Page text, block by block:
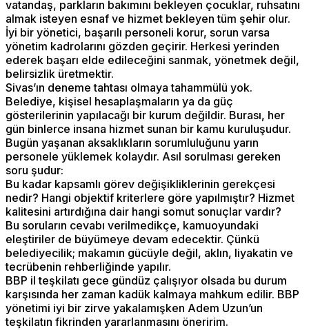
vatandaş, parkların bakımını bekleyen çocuklar, ruhsatını
almak isteyen esnaf ve hizmet bekleyen tüm şehir olur.
İyi bir yönetici, başarılı personeli korur, sorun varsa
yönetim kadrolarını gözden geçirir. Herkesi yerinden
ederek başarı elde edileceğini sanmak, yönetmek değil,
belirsizlik üretmektir.
Sivas’ın deneme tahtası olmaya tahammülü yok.
Belediye, kişisel hesaplaşmaların ya da güç
gösterilerinin yapılacağı bir kurum değildir. Burası, her
gün binlerce insana hizmet sunan bir kamu kuruluşudur.
Bugün yaşanan aksaklıkların sorumluluğunu yarın
personele yüklemek kolaydır. Asıl sorulması gereken
soru şudur:
Bu kadar kapsamlı görev değişikliklerinin gerekçesi
nedir? Hangi objektif kriterlere göre yapılmıştır? Hizmet
kalitesini artırdığına dair hangi somut sonuçlar vardır?
Bu soruların cevabı verilmedikçe, kamuoyundaki
eleştiriler de büyümeye devam edecektir. Çünkü
belediyecilik; makamın gücüyle değil, aklın, liyakatin ve
tecrübenin rehberliğinde yapılır.
BBP il teşkilatı gece gündüz çalışıyor olsada bu durum
karşısında her zaman kadük kalmaya mahkum edilir. BBP
yönetimi iyi bir zirve yakalamışken Adem Uzun’un
teşkilatın fikrinden yararlanmasını öneririm.